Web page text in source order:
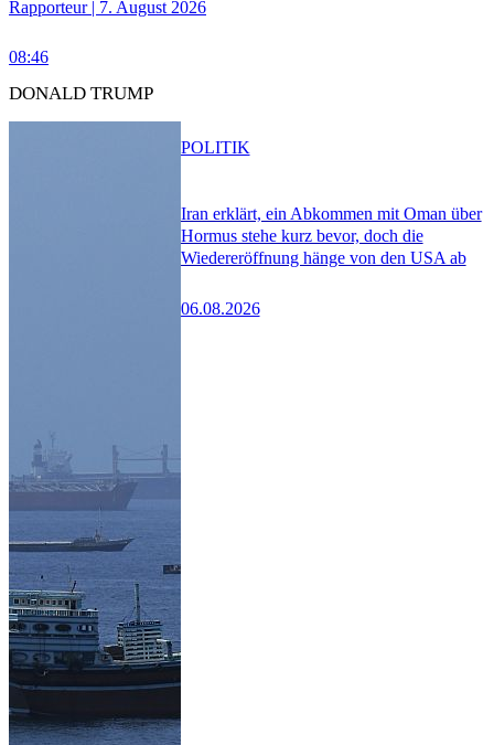
Rapporteur | 7. August 2026
08:46
DONALD TRUMP
Iran erklärt, ein Abkommen mit Oman über
Hormus stehe kurz bevor, doch die
Wiedereröffnung hänge von den USA ab
06.08.2026
POLITIK